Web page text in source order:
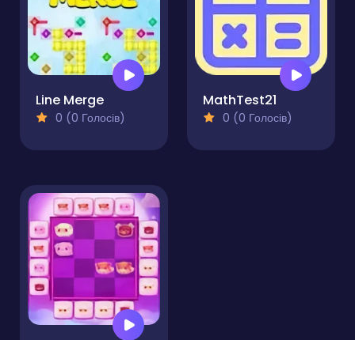
Line Merge
0 (0 Голосів)
MathTest21
0 (0 Голосів)